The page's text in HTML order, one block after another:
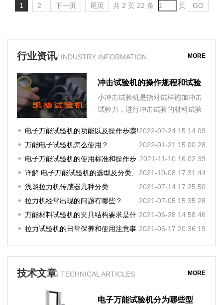
1 2 下一页 尾页 共 2 页 22 条 页 GO
行业资讯/ INDUSTRY INFORMATION MORE
冲击试验机的操作规程和试验
要求
小冲击试验机是指对试样施加冲击
试验力，进行冲击试验的材料试验
2022-02-24 15:14:09
电子万能试验机的功能以及操作步骤!
2022-01-21 15:00:28
万能电子试验机怎么使用？
2021-11-10 16:02:39
电子万能试验机的使用标准和操作步
骤
2021-10-08 17:31:44
详解:电子万能试验机的选型及分类,
快收藏！
2021-07-14 17:25:50
浅谈拉力机传感器几种分类
2021-07-05 15:35:28
拉力机经常出现的问题有哪些？
2021-06-28 14:58:46
万能材料试验机的夹具结构要求是什
么？
2021-06-17 20:36:19
拉力试验机的日常保养和使用注意事
技术文章/ TECHNICAL ARTICLES MORE
电子万能试验机分为哪些型